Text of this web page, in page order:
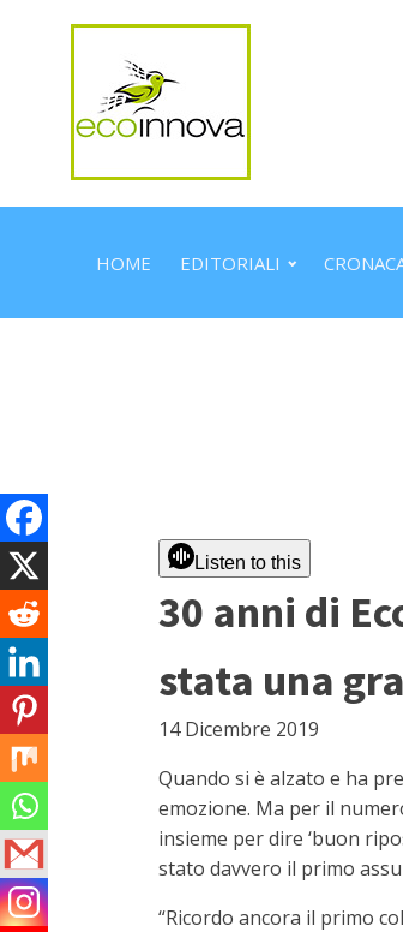
HOME EDITORIALI
Listen to this
30 anni di
stata una
14 Dicembre 2019
Quando si è alzato e ha
emozione. Ma per il
insieme per dire ‘buon
stato davvero il primo
“Ricordo ancora il primo